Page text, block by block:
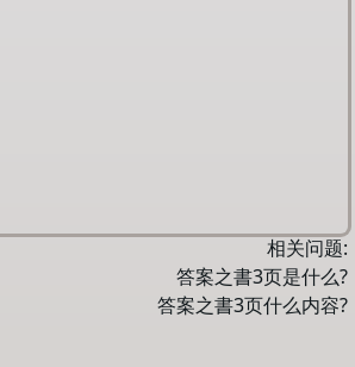
相关问题:
答案之書3页是什么?
答案之書3页什么内容?